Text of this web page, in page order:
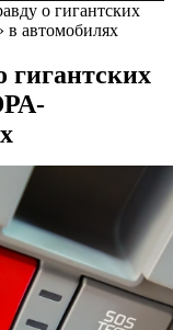
о гигантских
автомобилях